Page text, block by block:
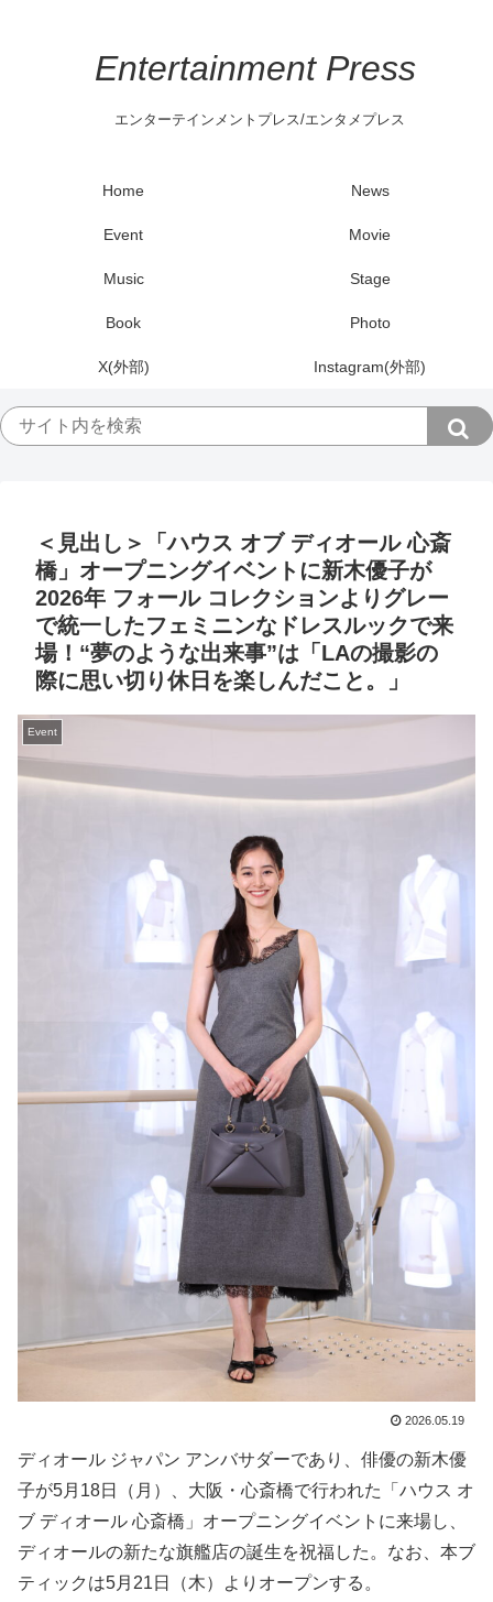
Entertainment Press
エンターテインメントプレス/エンタメプレス
Home News
Event Movie
Music Stage
Book Photo
X(外部) Instagram(外部)
＜見出し＞「ハウス オブ ディオール 心斎
橋」オープニングイベントに新木優子が
2026年 フォール コレクションよりグレー
で統一したフェミニンなドレスルックで来
場！“夢のような出来事”は「LAの撮影の
際に思い切り休日を楽しんだこと。」
Event
2026.05.19
ディオール ジャパン アンバサダーであり、俳優の新木優
子が5月18日（月）、大阪・心斎橋で行われた「ハウス オ
ブ ディオール 心斎橋」オープニングイベントに来場し、
ディオールの新たな旗艦店の誕生を祝福した。なお、本ブ
ティックは5月21日（木）よりオープンする。